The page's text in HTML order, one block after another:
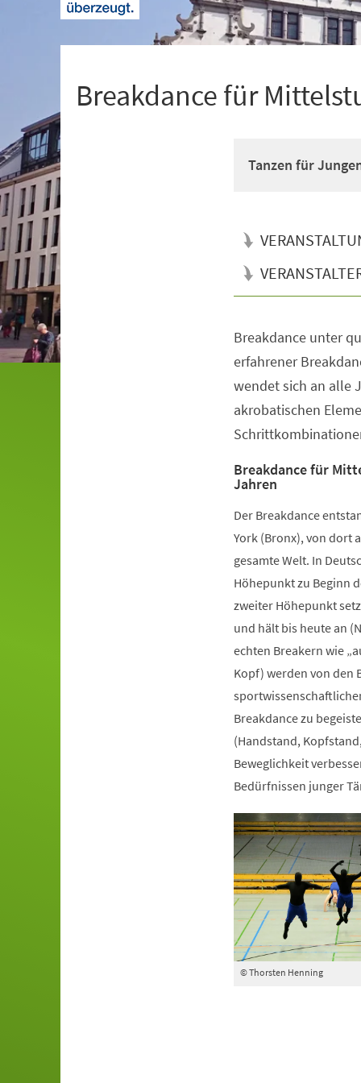
Breakdance für
Tanzen für
Breakdance unter
erfahrener
wendet sich an alle
akrobatischen
Breakdance für
Jahren
Der Breakdance
York (Bronx), von dort
gesamte Welt. In
Höhepunkt zu Beginn
zweiter Höhepunkt
und hält bis heute an
echten Breakern wie
Kopf) werden von den
Breakdance zu
(Handstand,
Beweglichkeit
Bedürfnissen junger
© Thorsten Henning